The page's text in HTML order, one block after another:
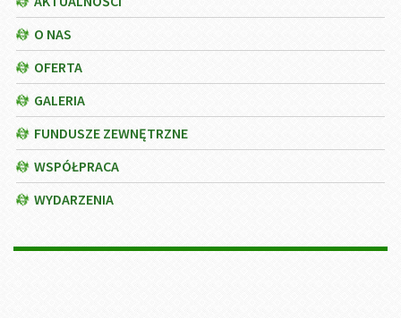
O NAS
OFERTA
GALERIA
FUNDUSZE ZEWNĘTRZNE
WSPÓŁPRACA
WYDARZENIA